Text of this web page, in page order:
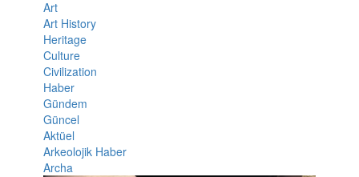
Art
Art History
Heritage
Culture
Civilization
Haber
Gündem
Güncel
Aktüel
Arkeolojik Haber
Archa